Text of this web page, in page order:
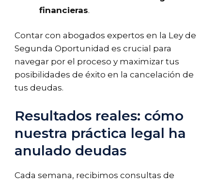
financieras.
Contar con abogados expertos en la Ley de
Segunda Oportunidad es crucial para
navegar por el proceso y maximizar tus
posibilidades de éxito en la cancelación de
tus deudas.
Resultados reales: cómo
nuestra práctica legal ha
anulado deudas
Cada semana, recibimos consultas de